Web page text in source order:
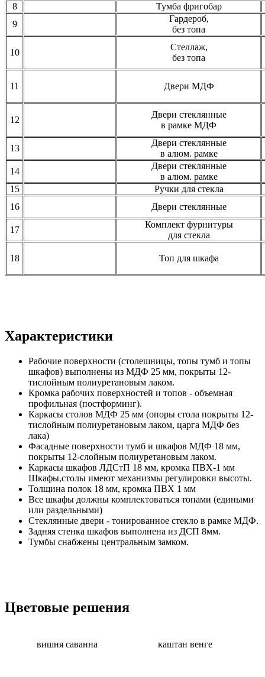
8
Тумба фригобар
9
Гардероб,
без топа
10
Стеллаж,
без топа
11 Двери МДФ
12
Двери стеклянные
в рамке МДФ
13
Двери стеклянные
в алюм. рамке
14
Двери стеклянные
в алюм. рамке
15
Ручки для стекла
16
Двери стеклянные
17
Комплект фурнитуры
для стекла
18 Топ для шкафа
Характеристики
Рабочие поверхности (столешницы, топы тумб и топы
шкафов) выполнены из МДФ 25 мм, покрыты 12-
тислойным полиуретановым лаком.
Кромка рабочих поверхностей и топов - объемная
профильная (постформинг).
Каркасы столов МДФ 25 мм (опоры стола покрыты 12-
тислойным полиуретановым лаком, царга МДФ без
лака)
Фасадные поверхности тумб и шкафов МДФ 18 мм,
покрыты 12-слойным полиуретановым лаком.
Каркасы шкафов ЛДСтП 18 мм, кромка ПВХ-1 мм
Шкафы,столы имеют механизмы регулировки высоты.
Толщина полок 18 мм, кромка ПВХ 1 мм
Все шкафы должны комплектоваться топами (едиными
или раздельными)
Стеклянные двери - тонированное стекло в рамке МДФ.
Задняя стенка шкафов выполнена из ДСП 8мм.
Тумбы снабжены центральным замком.
Цветовые решения
вишня саванна каштан венге